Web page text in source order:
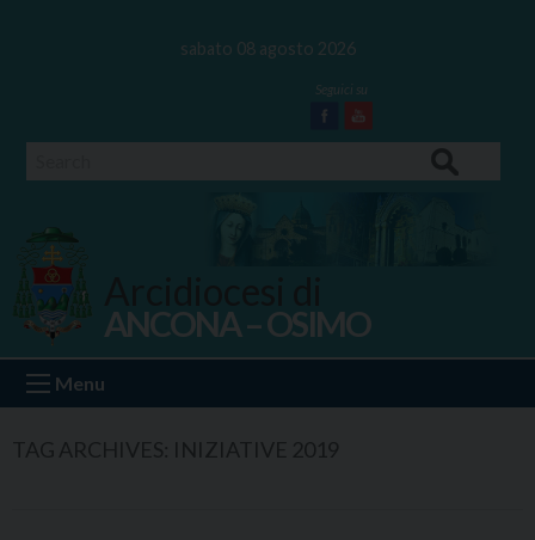
sabato 08 agosto 2026
Facebook
Youtube
Ancona Osimo
ANCONA – OSIMO
Menu